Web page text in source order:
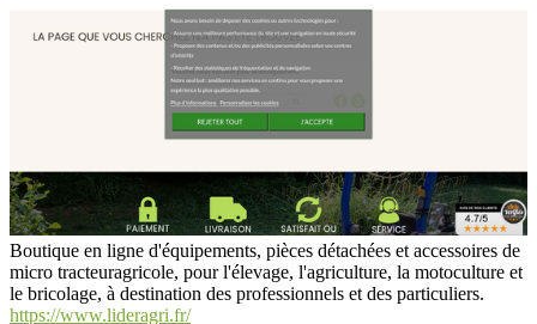
Boutique en ligne d'équipements, pièces détachées et accessoires de
micro tracteuragricole, pour l'élevage, l'agriculture, la motoculture et
le bricolage, à destination des professionnels et des particuliers.
https://www.lideragri.fr/